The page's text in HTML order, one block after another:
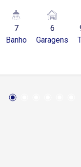
andar Quartos
- Cozinha externa
total, considerando 2
7
Banho
6
Garagens